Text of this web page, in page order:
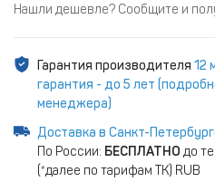
Нашли дешевле? Сообщите и
Гарантия производителя 12
гарантия - до 5 лет
менеджера)
Доставка в Санкт-
По России: БЕСПЛАТНО до
(*далее по тарифам ТК) RUB